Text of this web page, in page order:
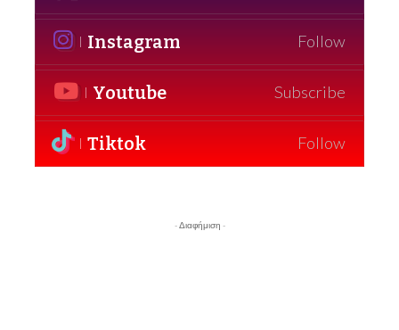
Instagram Follow
Youtube Subscribe
Tiktok Follow
- Διαφήμιση -